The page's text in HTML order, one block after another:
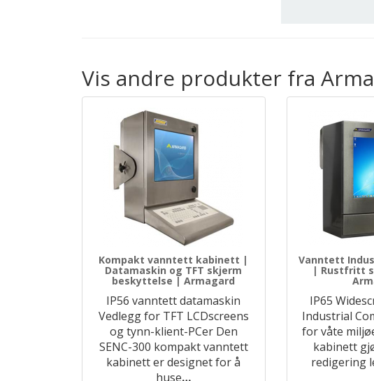
Vis andre produkter fra
Kompakt vanntett kabinett |
Datamaskin og TFT skjerm
beskyttelse | Armagard
IP56 vanntett datamaskin
Vedlegg for TFT LCDscreens
og tynn-klient-PCer Den
SENC-300 kompakt vanntett
kabinett er designet for å
huse…
Vanntett
| Rustfritt
IP65
Industrial
for våte
kabinett
redigering